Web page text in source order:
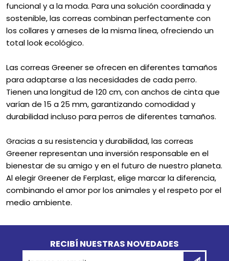
funcional y a la moda. Para una solución coordinada y
sostenible, las correas combinan perfectamente con
los collares y arneses de la misma línea, ofreciendo un
total look ecológico.
Las correas Greener se ofrecen en diferentes tamaños
para adaptarse a las necesidades de cada perro.
Tienen una longitud de 120 cm, con anchos de cinta que
varían de 15 a 25 mm, garantizando comodidad y
durabilidad incluso para perros de diferentes tamaños.
Gracias a su resistencia y durabilidad, las correas
Greener representan una inversión responsable en el
bienestar de su amigo y en el futuro de nuestro planeta.
Al elegir Greener de Ferplast, elige marcar la diferencia,
combinando el amor por los animales y el respeto por el
medio ambiente.
RECIBÍ NUESTRAS NOVEDADES